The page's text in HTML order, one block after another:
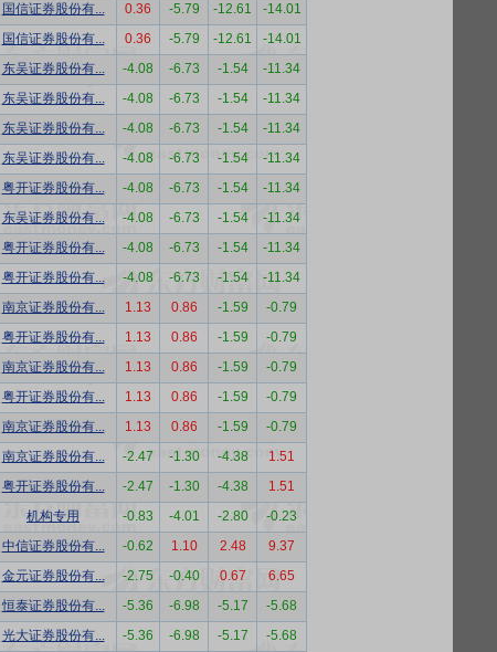
国信证券股份有... 0.36 -5.79 -12.61
-14.01
国信证券股份有... 0.36 -5.79 -12.61
-14.01
东吴证券股份有... -4.08 -6.73 -1.54
-11.34
东吴证券股份有... -4.08 -6.73 -1.54
-11.34
东吴证券股份有... -4.08 -6.73 -1.54
-11.34
东吴证券股份有... -4.08 -6.73 -1.54
-11.34
粤开证券股份有... -4.08 -6.73 -1.54
-11.34
东吴证券股份有... -4.08 -6.73 -1.54
-11.34
粤开证券股份有... -4.08 -6.73 -1.54
-11.34
粤开证券股份有... -4.08 -6.73 -1.54
-11.34
南京证券股份有... 1.13 0.86 -1.59
-0.79
粤开证券股份有... 1.13 0.86 -1.59
-0.79
南京证券股份有... 1.13 0.86 -1.59
-0.79
粤开证券股份有... 1.13 0.86 -1.59
-0.79
南京证券股份有... 1.13 0.86 -1.59
-0.79
南京证券股份有... -2.47 -1.30 -4.38
1.51
粤开证券股份有... -2.47 -1.30 -4.38
1.51
机构专用 -0.83 -4.01 -2.80
-0.23
中信证券股份有... -0.62 1.10 2.48
9.37
金元证券股份有... -2.75 -0.40 0.67
6.65
恒泰证券股份有... -5.36 -6.98 -5.17
-5.68
光大证券股份有... -5.36 -6.98 -5.17
-5.68